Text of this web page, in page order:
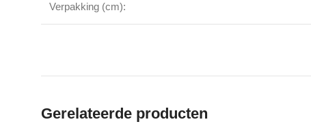
Verpakking (cm):
Gerelateerde producten